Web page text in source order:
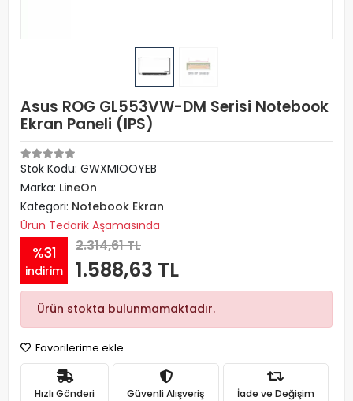
Asus ROG GL553VW-DM Serisi Notebook
Ekran Paneli (IPS)
Stok Kodu: GWXMIOOYEB
Marka: LineOn
Kategori: Notebook Ekran
Ürün Tedarik Aşamasında
%31
indirim
2.314,61 TL
1.588,63 TL
Ürün stokta bulunmamaktadır.
Favorilerime ekle
Hızlı Gönderi Güvenli Alışveriş İade ve Değişim